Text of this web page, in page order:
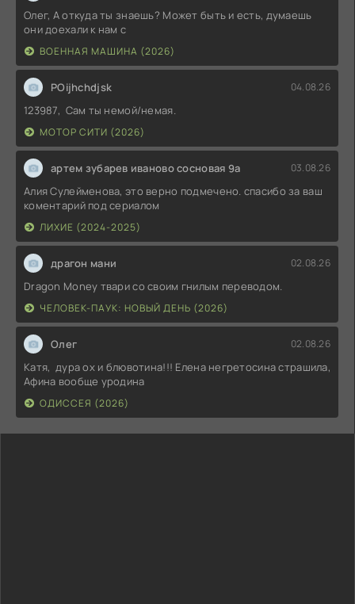
Олег, А откуда ты знаешь? Может быть и есть, думаешь
они доехали к нам с
ВОЕННАЯ МАШИНА (2026)
POijhchdjsk 04.08.26
123987, Сам ты немой/немая.
МОТОР СИТИ (2026)
артем зубарев иваново сосновая 9а 03.08.26
Алия Сулейменова, это верно подмечено. спасибо за ваш
коментарий под сериалом
ЛИХИЕ (2024-2025)
драгон мани 02.08.26
Dragon Money твари со своим гнилым переводом.
ЧЕЛОВЕК-ПАУК: НОВЫЙ ДЕНЬ (2026)
Олег 02.08.26
Катя, дура ох и блювотина!!! Елена негретосина страшила,
Афина вообще уродина
ОДИССЕЯ (2026)